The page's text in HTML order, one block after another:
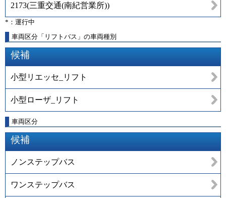
2173(三重交通(南紀営業所))
*：運行中
車両区分「リフトバス」の車両種別
候補
小型リエッセ_リフト
小型ローザ_リフト
車両区分
候補
ノンステップバス
ワンステップバス